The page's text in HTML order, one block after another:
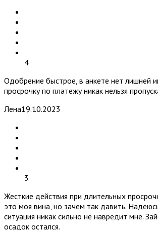
4
Одобрение быстрое, в анкете нет лишней
просрочку по платежу никак нельзя
Лена19.10.2023
3
Жесткие действия при длительных
это моя вина, но зачем так давить.
ситуация никак сильно не навредит мне.
осадок остался.